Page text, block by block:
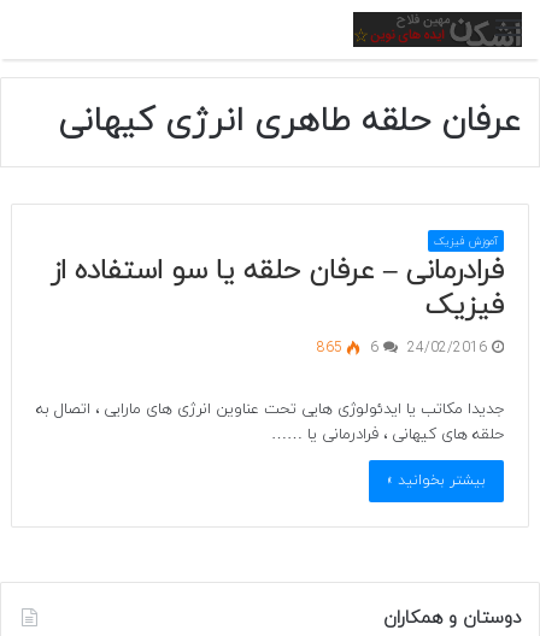
منو
عرفان حلقه طاهری انرژی کیهانی
آموزش فیزیک
فرادرمانی – عرفان حلقه یا سو استفاده از
فیزیک
24/02/2016
6
865
جدیدا مکاتب یا ایدئولوژی هایی تحت عناوین انرژی های مارایی ، اتصال به
حلقه های کیهانی ، فرادرمانی یا ……
بیشتر بخوانید »
دوستان و همکاران